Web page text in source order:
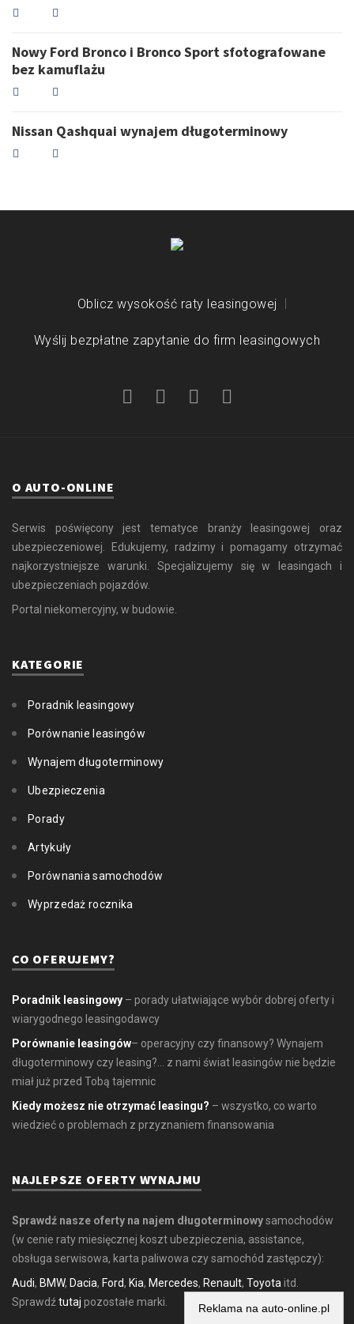
Nowy Ford Bronco i Bronco Sport sfotografowane
bez kamuflażu
Nissan Qashquai wynajem długoterminowy
Oblicz wysokość raty leasingowej
Wyślij bezpłatne zapytanie do firm leasingowych
O AUTO-ONLINE
Serwis poświęcony jest tematyce branży leasingowej oraz
ubezpieczeniowej. Edukujemy, radzimy i pomagamy otrzymać
najkorzystniejsze warunki. Specjalizujemy się w leasingach i
ubezpieczeniach pojazdów.
Portal niekomercyjny, w budowie.
KATEGORIE
Poradnik leasingowy
Porównanie leasingów
Wynajem długoterminowy
Ubezpieczenia
Porady
Artykuły
Porównania samochodów
Wyprzedaż rocznika
CO OFERUJEMY?
Poradnik leasingowy – porady ułatwiające wybór dobrej oferty i
wiarygodnego leasingodawcy
Porównanie leasingów– operacyjny czy finansowy? Wynajem
długoterminowy czy leasing?... z nami świat leasingów nie będzie
miał już przed Tobą tajemnic
Kiedy możesz nie otrzymać leasingu? – wszystko, co warto
wiedzieć o problemach z przyznaniem finansowania
NAJLEPSZE OFERTY WYNAJMU
Sprawdź nasze oferty na najem długoterminowysamochodów
(w cenie raty miesięcznej koszt ubezpieczenia, assistance,
obsługa serwisowa, karta paliwowa czy samochód zastępczy):
Audi, BMW, Dacia, Ford, Kia, Mercedes, Renault, Toyota itd.
Sprawdź tutaj pozostałe marki.
Reklama na auto-online.pl